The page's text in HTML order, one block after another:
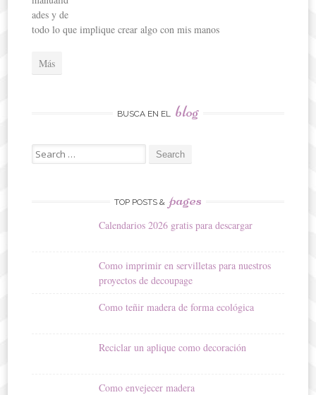
ades y de
todo lo que implique crear algo con mis manos
Más
BUSCA EN EL blog
Search
for:
TOP POSTS & pages
Calendarios 2026 gratis para descargar
Como imprimir en servilletas para nuestros
proyectos de decoupage
Como teñir madera de forma ecológica
Reciclar un aplique como decoración
Como envejecer madera